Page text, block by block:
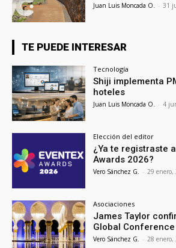
Juan Luis Moncada O. - 31
TE PUEDE INTERESAR
Tecnología
Shiji implementa
hoteles
Juan Luis Moncada O. - 4
Elección del editor
¿Ya te registraste
Awards 2026?
Vero Sánchez G. - 29 enero,
Asociaciones
James Taylor
Global Conference
Vero Sánchez G. - 28 enero,